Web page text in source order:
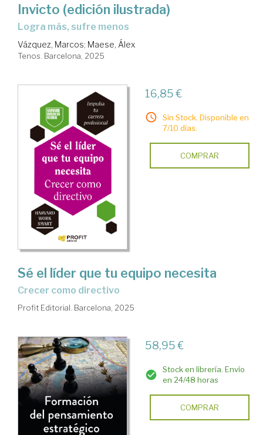
Invicto (edición ilustrada)
logra más, sufre menos
Vázquez, Marcos; Maese, Álex
Tenos. Barcelona, 2025
16,85 €
Sin Stock. Disponible en
7/10 días.
COMPRAR
Sé el líder que tu equipo necesita
Crecer como directivo
Profit Editorial. Barcelona, 2025
58,95 €
Stock en librería. Envío
en 24/48 horas
COMPRAR